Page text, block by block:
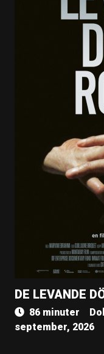
DE LEVANDE
86 minuter
september, 2026